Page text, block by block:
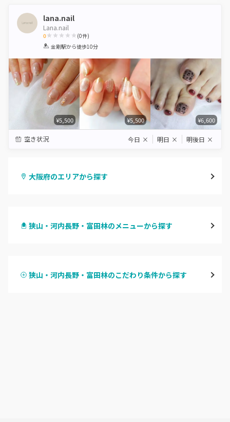
lana.nail
Lana.nail
0
1 2 3 4 5
(0件)
金剛駅から徒歩10分
¥5,500 ¥5,500 ¥6,600
空き状況 今日 × 明日 × 明後日 ×
大阪府のエリアから探す
心斎橋・南船場・アメ村
狭山・河内長野・富田林のメニューから探す
ハンドスカルプ
狭山・河内長野・富田林のこだわり条件から探す